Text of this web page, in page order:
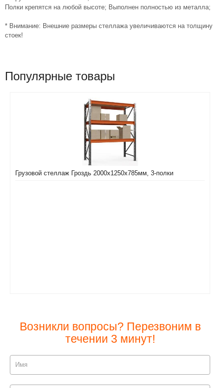
Полки крепятся на любой высоте; Выполнен полностью из металла;
* Внимание: Внешние размеры стеллажа увеличиваются на толщину
стоек!
Популярные товары
Грузовой стеллаж Гроздь 2000х1250х785мм, 3-полки
Возникли вопросы? Перезвоним в
течении 3 минут!